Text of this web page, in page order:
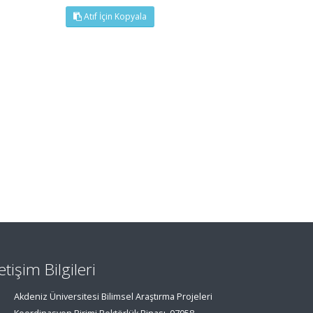
Atıf İçin Kopyala
Bilgileri
Akdeniz Üniversitesi Bilimsel Araştırma Projeleri